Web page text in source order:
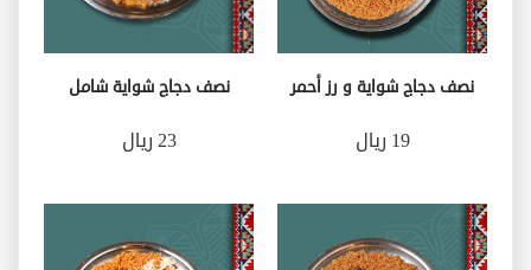
نصف دجاج شواية و رز أحمر
19 ريال
نصف دجاج شواية شامل
23 ريال